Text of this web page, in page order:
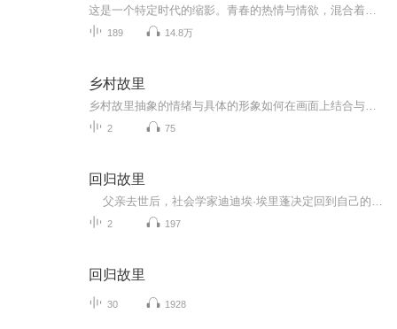
189 14.8万
乡村故里
2 75
回归故里
2 197
回归故里
30 1928